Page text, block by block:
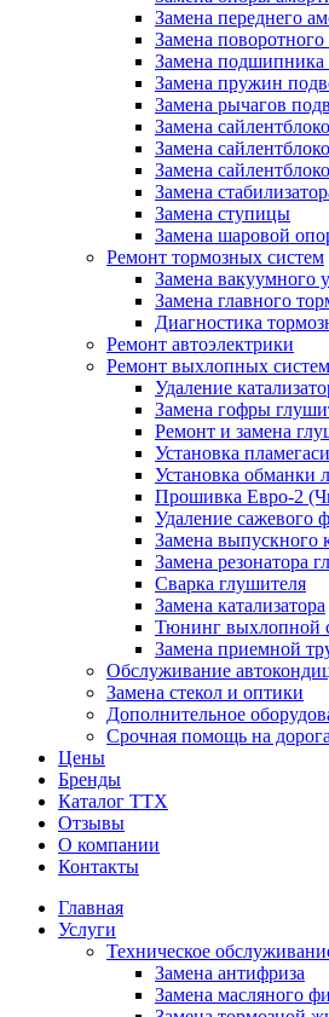
Замена переднего
Замена поворотного
Замена
Замена пружин
Замена рычагов
Замена
Замена
Замена
Замена
Замена ступицы
Замена шаровой
Ремонт тормозных систем
Замена вакуумного
Замена главного
Диагностика
Ремонт автоэлектрики
Ремонт выхлопных систем
Удаление
Замена гофры
Ремонт и замена
Установка
Установка обманки
Прошивка Евро-2
Удаление сажевого
Замена выпускного
Замена резонатора
Сварка глушителя
Замена катализатора
Тюнинг выхлопной
Замена приемной
Обслуживание
Замена стекол и оптики
Дополнительное
Срочная помощь на
Цены
Бренды
Каталог ТТХ
Отзывы
О компании
Контакты
Главная
Услуги
Техническое
Замена антифриза
Замена масляного